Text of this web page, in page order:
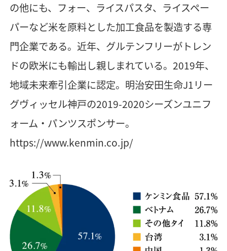
の他にも、フォー、ライスパスタ、ライスペー
パーなど米を原料とした加工食品を製造する専
門企業である。近年、グルテンフリーがトレン
ドの欧米にも輸出し親しまれている。2019年、
地域未来牽引企業に認定。明治安田生命J1リー
グヴィッセル神戸の2019-2020シーズンユニフ
ォーム・パンツスポンサー。
https://www.kenmin.co.jp/